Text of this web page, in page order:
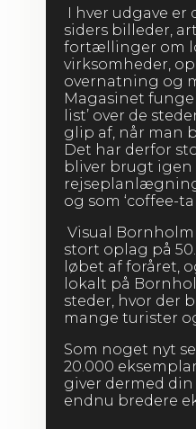
I hver udgave er
siders billeder,
fortællinger om
virksomheder,
overnatning og
Magasinet
list’ over de
glip af, når man
Det har derfor
bliver brugt igen
og som ‘coffee-
Visual
stort oplag på
løbet af foråret,
lokalt på
steder, hvor der
mange turister
Som noget nyt
20.000
giver dermed
endnu bredere